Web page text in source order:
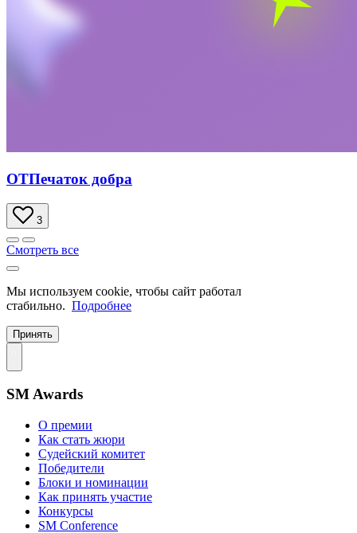
ОТПечаток добра
3
Смотреть все
Мы используем cookie, чтобы сайт работал
стабильно. Подробнее
Принять
SM Awards
О премии
Как стать жюри
Судейский комитет
Победители
Блоки и номинации
Как принять участие
Конкурсы
SM Conference